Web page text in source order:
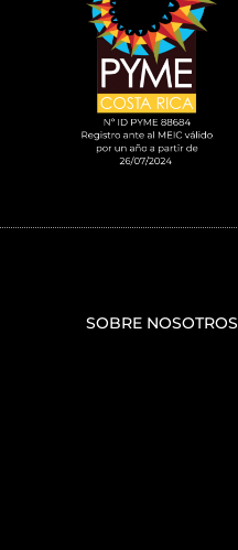
SOBRE NOSOTROS